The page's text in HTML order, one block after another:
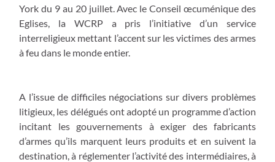
York du 9 au 20 juillet. Avec le Conseil œcuménique des
Eglises, la WCRP a pris l’initiative d’un service
interreligieux mettant l’accent sur les victimes des armes
à feu dans le monde entier.
A l’issue de difficiles négociations sur divers problèmes
litigieux, les délégués ont adopté un programme d’action
incitant les gouvernements à exiger des fabricants
d’armes qu’ils marquent leurs produits et en suivent la
destination, à réglementer l’activité des intermédiaires, à